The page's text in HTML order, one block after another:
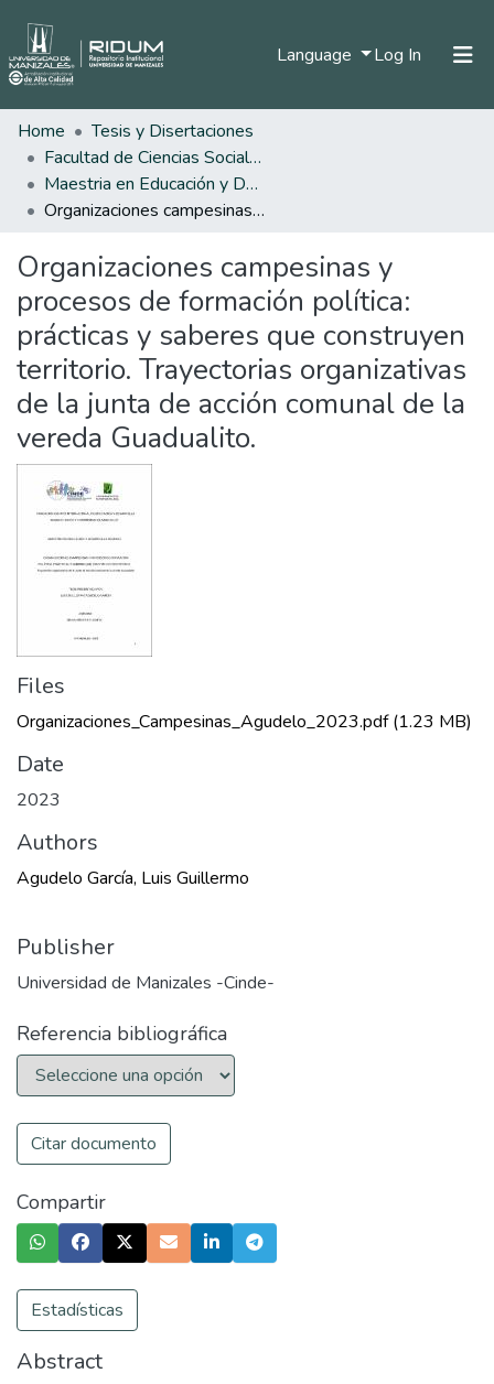
Language Log In (current)
Home
Tesis y Disertaciones
Facultad de Ciencias Sociales y Humanas
Maestria en Educación y Desarrollo Humano
Organizaciones campesinas y procesos de formación política: prácticas y saberes que construyen territorio. Trayectorias organizativas de la junta de acción comunal de la vereda Guadualito.
Organizaciones campesinas y
procesos de formación política:
prácticas y saberes que construyen
territorio. Trayectorias organizativas
de la junta de acción comunal de la
vereda Guadualito.
Files
Organizaciones_Campesinas_Agudelo_2023.pdf(1.23 MB)
Date
2023
Authors
Agudelo García, Luis Guillermo
Publisher
Universidad de Manizales -Cinde-
Referencia bibliográfica
Citar documento
Compartir
Estadísticas
Abstract